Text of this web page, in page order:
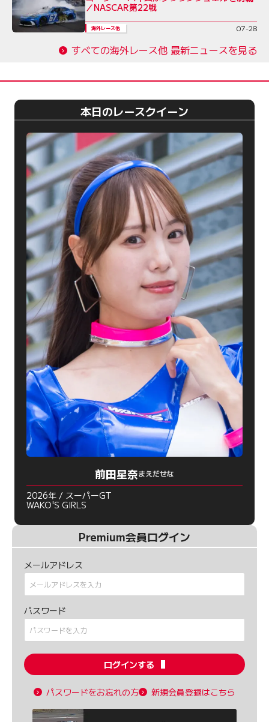
／NASCAR第22戦
海外レース他 07-28
すべての海外レース他 最新ニュースを見る
本日のレースクイーン
前田星奈まえだせな
2026年 / スーパーGT
WAKO'S GIRLS
Premium会員ログイン
メールアドレス
パスワード
ログインする
パスワードをお忘れの方 新規会員登録はこちら